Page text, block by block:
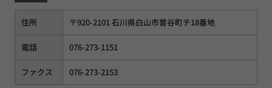
住所 〒920-2101 石川県白山市曽谷町チ18番地
電話 076-273-1151
ファクス 076-273-2153